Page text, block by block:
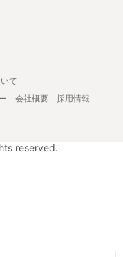
て
会社概要
採用情報
reserved.